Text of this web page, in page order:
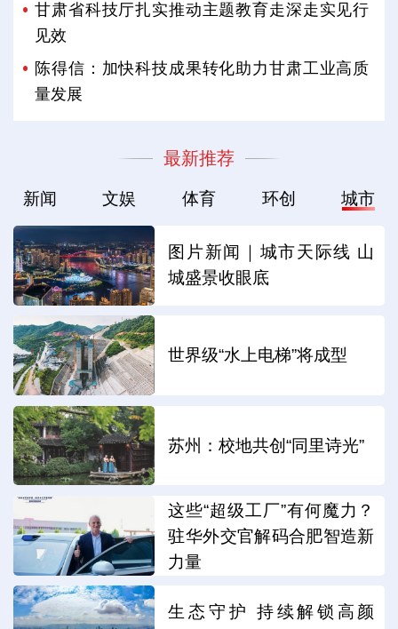
甘肃省科技厅扎实推动主题教育走深走实见行
见效
陈得信：加快科技成果转化助力甘肃工业高质
量发展
最新推荐
新闻 文娱 体育 环创 城市
图片新闻｜城市天际线 山
城盛景收眼底
世界级“水上电梯”将成型
苏州：校地共创“同里诗光”
这些“超级工厂”有何魔力？
驻华外交官解码合肥智造新
力量
生态守护 持续解锁高颜